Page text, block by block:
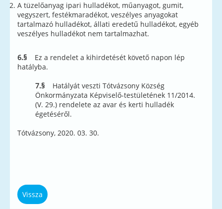
A tüzelőanyag ipari hulladékot, műanyagot, gumit,
vegyszert, festékmaradékot, veszélyes anyagokat
tartalmazó hulladékot, állati eredetű hulladékot, egyéb
veszélyes hulladékot nem tartalmazhat.
6.§ Ez a rendelet a kihirdetését követő napon lép
hatályba.
7.§ Hatályát veszti Tótvázsony Község
Önkormányzata Képviselő-testületének 11/2014.
(V. 29.) rendelete az avar és kerti hulladék
égetéséről.
Tótvázsony, 2020. 03. 30.
Vissza